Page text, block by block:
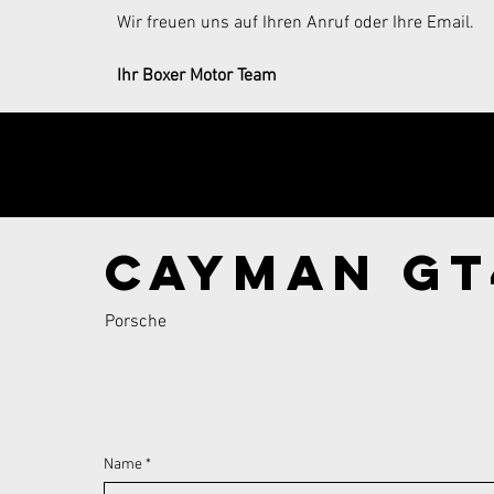
Wir freuen uns auf Ihren Anruf oder Ihre Email.
Ihr Boxer Motor Team
Cayman
Porsche
Name